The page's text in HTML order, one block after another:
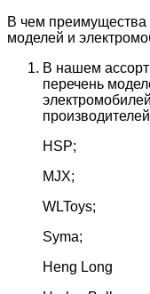
В чем преимущества
моделей и
В нашем
перечень
HSP;
MJX;
WLToys;
Syma;
Heng Long